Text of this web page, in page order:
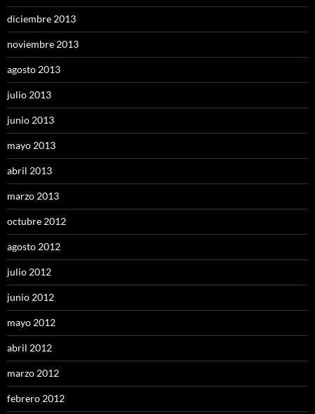
diciembre 2013
noviembre 2013
agosto 2013
julio 2013
junio 2013
mayo 2013
abril 2013
marzo 2013
octubre 2012
agosto 2012
julio 2012
junio 2012
mayo 2012
abril 2012
marzo 2012
febrero 2012